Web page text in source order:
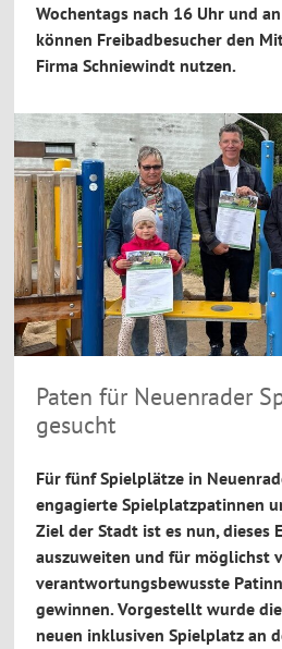
Wochentags nach 16 Uhr und
können Freibadbesucher den
Firma Schniewindt nutzen.
Paten für Neuenrader
gesucht
Für fünf Spielplätze in
engagierte Spielplatzpatinnen
Ziel der Stadt ist es nun, dieses
auszuweiten und für möglichst
verantwortungsbewusste
gewinnen. Vorgestellt wurde
neuen inklusiven Spielplatz an